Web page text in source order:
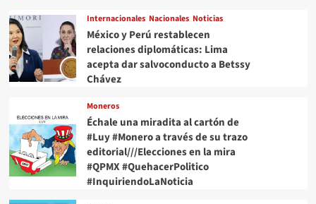
Internacionales Nacionales Noticias
México y Perú restablecen
relaciones diplomáticas: Lima
acepta dar salvoconducto a Betssy
Chávez
Moneros
Échale una miradita al cartón de
#Luy #Monero a través de su trazo
editorial///Elecciones en la mira
#QPMX #QuehacerPolitico
#InquiriendoLaNoticia